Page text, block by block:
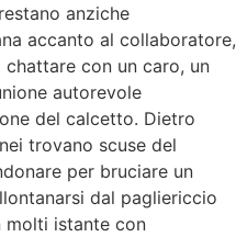
anziche
accanto al collaboratore,
con un caro, un
autorevole
del calcetto. Dietro
trovano scuse del
per bruciare un
dal pagliericcio
molti istante con